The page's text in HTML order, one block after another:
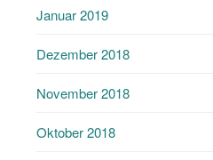
Januar 2019
Dezember 2018
November 2018
Oktober 2018